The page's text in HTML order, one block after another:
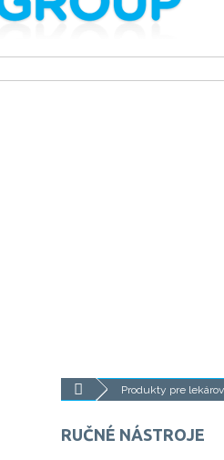
Produkty pre lekárov
RUČNÉ NÁSTROJE